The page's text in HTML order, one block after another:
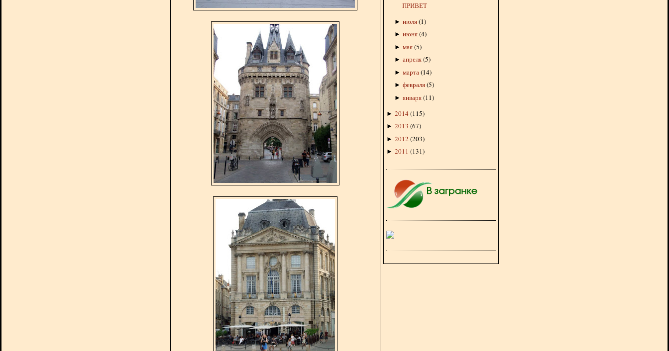
ПРИВЕТ
► июля(1)
► июня(4)
► мая(5)
► апреля(5)
► марта(14)
► февраля(5)
► января(11)
► 2014 (115)
► 2013 (67)
► 2012 (203)
► 2011 (131)